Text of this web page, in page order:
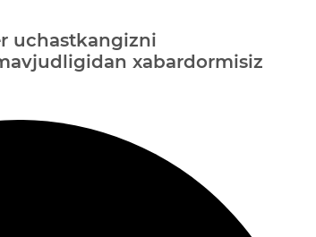
uchastkangizni
xabardormisiz